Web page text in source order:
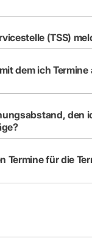
(TSS)
dem ich
den
Termine für die